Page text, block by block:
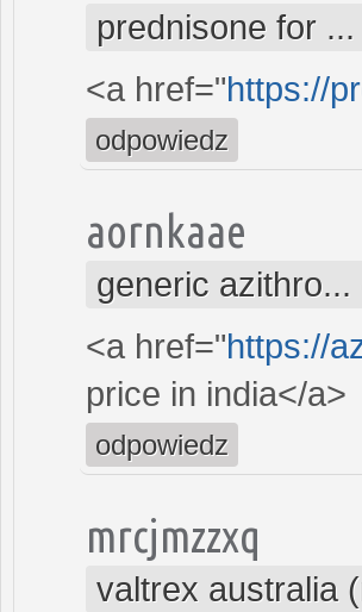
prednisone for
<a href="https://
odpowiedz
aornkaae
generic
<a href="https://
price in india</a>
odpowiedz
mrcjmzzxq
valtrex australia